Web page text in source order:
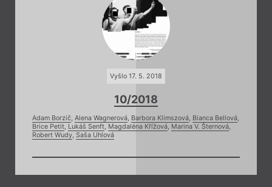
Vyšlo 17. 5. 2018
10/2018
Adam Borzič, Alena Wagnerová, Barbora Klimszová, Bianca Bellová,
Brice Petit, Lukáš Senft, Magdaléna Křížová, Marina V. Šternová,
Robert Wudy, Saša Uhlová